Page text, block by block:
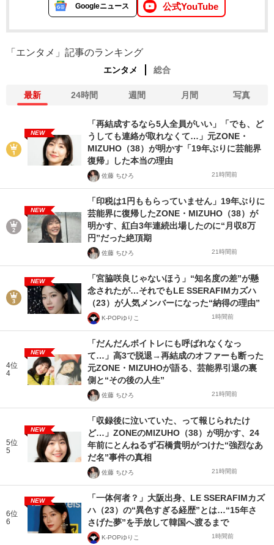
Googleニュース 公式YouTube
「エンタメ」記事のランキング
エンタメ 総合
最新 24時間 週間 月間 写真
NEW
「再結成するなら5人全員がいい」「でも、ど
うしても連絡が取れなくて…」元ZONE・
MIZUHO（38）が明かす「19年ぶりに芸能界
復帰」した本当の理由
佐藤 ちひろ 21時間前
NEW
「印税は1円ももらっていません」19年ぶりに
芸能界に復帰したZONE・MIZUHO（38）が
明かす、紅白3年連続出場したのに“月収8万
円”だった絶頂期
佐藤 ちひろ 21時間前
NEW
「宮脇咲良じゃないほう」“知名度の差”が懸
念されたが…それでもLE SSERAFIMカズハ
（23）が人気メンバーになった“納得の理由”
K-POPゆりこ 1時間前
4位
4
NEW
「だんだんボイトレにも呼ばれなくなっ
て…」高3で脱退→再結成のオファーも断った
元ZONE・MIZUHOが語る、芸能界引退の裏
側と“その後の人生”
佐藤 ちひろ 21時間前
5位
5
NEW
「収録後に泣いていた、って報じられたけ
ど…」ZONEのMIZUHO（38）が明かす、24
年前にとんねるず石橋貴明がつけた“強烈なあ
だ名”事件の真相
佐藤 ちひろ 21時間前
6位
6
NEW
「一体何者？」大阪出身、LE SSERAFIMカズ
ハ（23）の“異色すぎる経歴”とは…“15年さ
さげた夢”を手放して韓国へ渡るまで
K-POPゆりこ 1時間前